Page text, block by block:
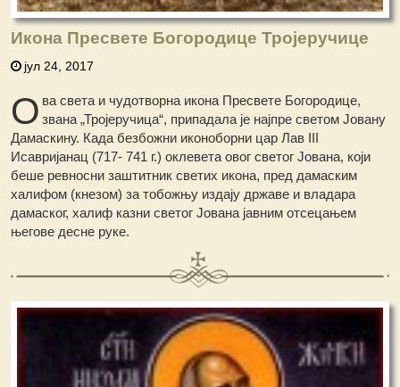
Икона Пресвете Богородице Тројеручице
јул 24, 2017
О ва света и чудотворна икона Пресвете Богородице,
звана „Тројеручица“, припадала је најпре светом Јовану
Дамаскину. Када безбожни иконоборни цар Лав III
Исавријанац (717- 741 г.) оклевета овог светог Јована, који
беше ревносни заштитник светих икона, пред дамаским
халифом (кнезом) за тобожњу издају државе и владара
дамаског, халиф казни светог Јована јавним отсецањем
његове десне руке.